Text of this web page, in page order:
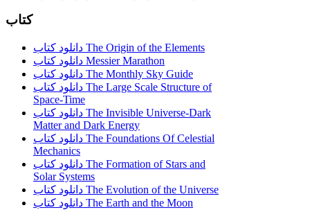
کتاب
دانلود کتاب The Origin of the Elements
دانلود کتاب Messier Marathon
دانلود کتاب The Monthly Sky Guide
دانلود کتاب The Large Scale Structure of
Space-Time
دانلود کتاب The Invisible Universe-Dark
Matter and Dark Energy
دانلود کتاب The Foundations Of Celestial
Mechanics
دانلود کتاب The Formation of Stars and
Solar Systems
دانلود کتاب The Evolution of the Universe
دانلود کتاب The Earth and the Moon